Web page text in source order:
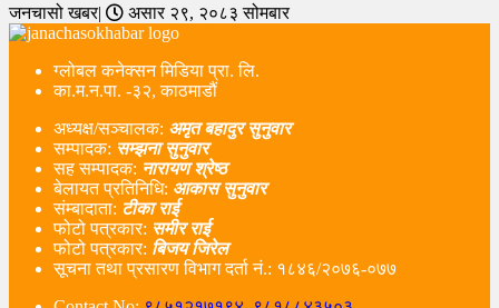
जनचासो खबर| असार २९, २०८३ सोमबार
ग्लोबल कनेक्सन मिडिया प्रा. लि.
का.म.न.पा. -३२, काठमाडौं
अध्यक्ष/सञ्चालक: अमृत बहादुर सुनुवार
सम्पादक: सम्झना सुनुवार
सह सम्पादक: नारायण श्रेष्ठ
बेलायत प्रतिनिधि: आकास सुनुवार
संम्बादाता: टीका राई
फोटो पत्रकार: समीर राई
फोटो पत्रकार: बिजय जिरेल
सूचना तथा प्रसारण विभाग दर्ता नं‌.: १८४६/२०७६-०७७